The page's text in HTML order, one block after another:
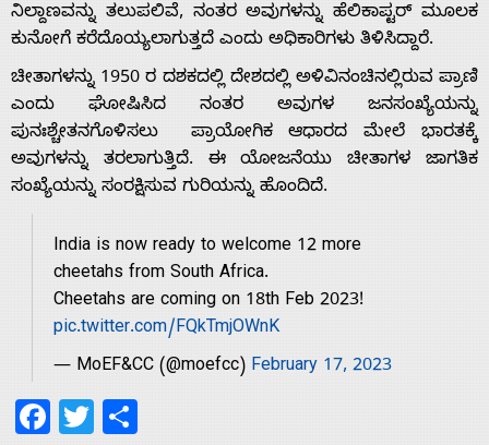
Home
About
Us
Advertise
With
ನಿಲ್ದಾಣವನ್ನು ತಲುಪಲಿವೆ, ನಂತರ ಅವುಗಳನ್ನು ಹೆಲಿಕಾಪ್ಟರ್ ಮೂಲಕ
ಕುನೋಗೆ ಕರೆದೊಯ್ಯಲಾಗುತ್ತದೆ ಎಂದು ಅಧಿಕಾರಿಗಳು ತಿಳಿಸಿದ್ದಾರೆ.
ಚೀತಾಗಳನ್ನು 1950 ರ ದಶಕದಲ್ಲಿ ದೇಶದಲ್ಲಿ ಅಳಿವಿನಂಚಿನಲ್ಲಿರುವ ಪ್ರಾಣಿ
ಎಂದು ಘೋಷಿಸಿದ ನಂತರ ಅವುಗಳ ಜನಸಂಖ್ಯೆಯನ್ನು
ಪುನಃಶ್ಚೇತನಗೊಳಿಸಲು ಪ್ರಾಯೋಗಿಕ ಆಧಾರದ ಮೇಲೆ ಭಾರತಕ್ಕೆ
ಅವುಗಳನ್ನು ತರಲಾಗುತ್ತಿದೆ. ಈ ಯೋಜನೆಯು ಚೀತಾಗಳ ಜಾಗತಿಕ
ಸಂಖ್ಯೆಯನ್ನು ಸಂರಕ್ಷಿಸುವ ಗುರಿಯನ್ನು ಹೊಂದಿದೆ.
India is now ready to welcome 12 more
cheetahs from South Africa.
Cheetahs are coming on 18th Feb 2023!
pic.twitter.com/FQkTmjOWnK
— MoEF&CC (@moefcc) February 17, 2023
Facebook
Twitter